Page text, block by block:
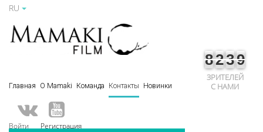
RU
8239
ЗРИТЕЛЕЙ
С НАМИ
Главная О Mamaki Команда Контакты Новинки
Войти Регистрация